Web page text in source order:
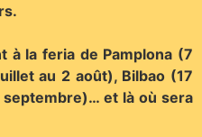
à la feria de Pamplona (7
au 2 août), Bilbao (17
et là où sera